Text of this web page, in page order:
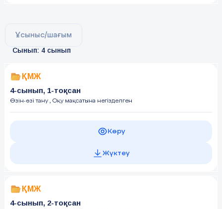
Ұсыныс/шағым
Сынып: 4 сынып
ҚМЖ
4-сынып, 1-тоқсан
Өзін-өзі тану , Оқу мақсатына негізделген
Көру
Жүктеу
ҚМЖ
4-сынып, 2-тоқсан